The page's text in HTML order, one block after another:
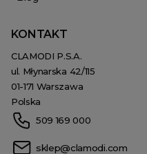
KONTAKT
CLAMODI P.S.A.
ul. Młynarska 42/115
01-171 Warszawa
Polska
509 169 000
sklep@clamodi.com